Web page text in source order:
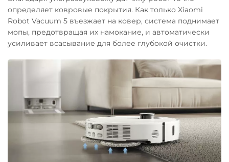
определяет ковровые покрытия. Как только Xiaomi
Robot Vacuum 5 въезжает на ковер, система поднимает
мопы, предотвращая их намокание, и автоматически
усиливает всасывание для более глубокой очистки.